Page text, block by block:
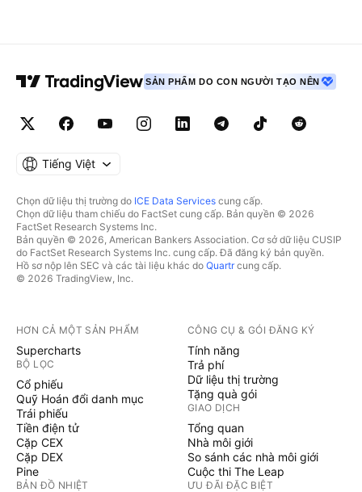
SẢN PHẨM DO CON NGƯỜI TẠO NÊN
Tiếng Việt
Chọn dữ liệu thị trường do ICE Data Services cung cấp.
Chọn dữ liệu tham chiếu do FactSet cung cấp. Bản quyền © 2026
FactSet Research Systems Inc.
Bản quyền © 2026, American Bankers Association. Cơ sở dữ liệu CUSIP
do FactSet Research Systems Inc. cung cấp. Đã đăng ký bản quyền.
Hồ sơ nộp lên SEC và các tài liệu khác do Quartrcung cấp.
© 2026 TradingView, Inc.
HƠN CẢ MỘT SẢN PHẨM
Supercharts
BỘ LỌC
Cổ phiếu
Quỹ Hoán đổi danh mục
Trái phiếu
Tiền điện tử
Cặp CEX
Cặp DEX
Pine
BẢN ĐỒ NHIỆT
CÔNG CỤ & GÓI ĐĂNG KÝ
Tính năng
Trả phí
Dữ liệu thị trường
Tặng quà gói
GIAO DỊCH
Tổng quan
Nhà môi giới
So sánh các nhà môi giới
Cuộc thi The Leap
ƯU ĐÃI ĐẶC BIỆT